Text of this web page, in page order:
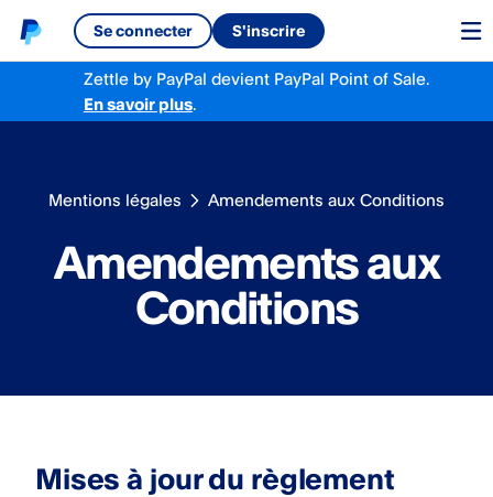
Se connecter S'inscrire
Zettle by PayPal devientPayPal Point of Sale.
En savoir plus.
Mentions légales Amendements aux Conditions
Amendements aux
Conditions
Mises à jour du règlement